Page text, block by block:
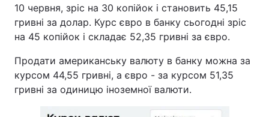
10 червня, зріс на 30 копійок і становить 45,15
гривні за долар. Курс євро в банку сьогодні зріс
на 45 копійок і складає 52,35 гривні за євро.
Продати американську валюту в банку можна за
курсом 44,55 гривні, а євро - за курсом 51,35
гривні за одиницю іноземної валюти.